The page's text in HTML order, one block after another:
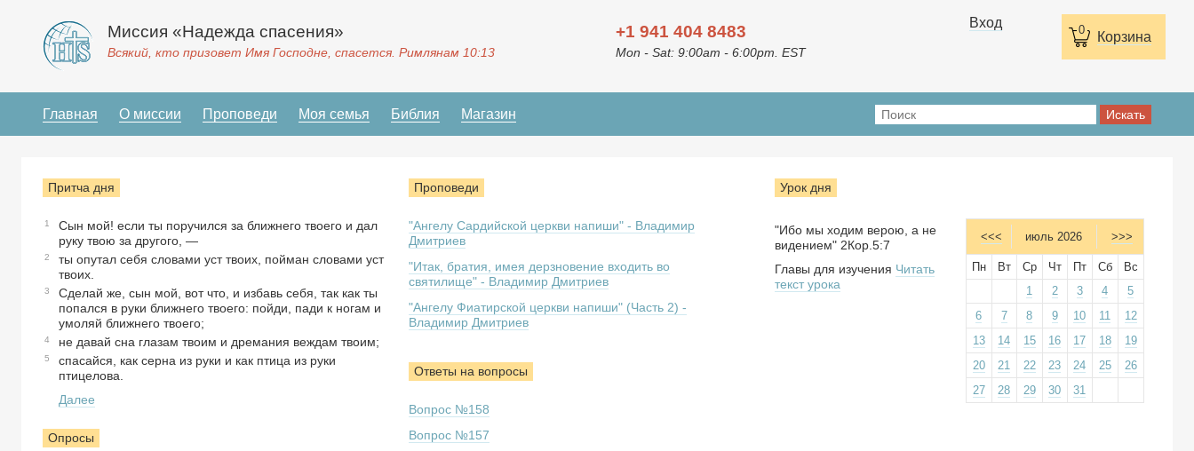
0 Корзина
Миссия «Надежда спасения»
Всякий, кто призовет Имя Господне, спасется. Римлянам 10:13
+1 941 404 8483
Mon - Sat: 9:00am - 6:00pm. EST
Вход
Главная О миссии Проповеди Моя семья Библия Магазин
Притча дня
1
Сын мой! если ты поручился за ближнего твоего и дал
руку твою за другого, —
2
ты опутал себя словами уст твоих, пойман словами уст
твоих.
3
Сделай же, сын мой, вот что, и избавь себя, так как ты
попался в руки ближнего твоего: пойди, пади к ногам и
умоляй ближнего твоего;
4 не давай сна глазам твоим и дремания веждам твоим;
5
спасайся, как серна из руки и как птица из руки
птицелова.
Далее
Опросы
Проповеди
"Ангелу Сардийской церкви напиши" - Владимир
Дмитриев
"Итак, братия, имея дерзновение входить во
святилище" - Владимир Дмитриев
"Ангелу Фиатирской церкви напиши" (Часть 2) -
Владимир Дмитриев
Ответы на вопросы
Вопрос №158
Вопрос №157
Урок дня
<<< июль 2026 >>>
Пн Вт Ср Чт Пт Сб
Вс
1
2 3 4
5
6
7 8 9 10 11
12
13
14 15 16 17 18
19
20
21 22 23 24 25
26
27
28 29 30 31
"Ибо мы ходим верою, а не
видением" 2Кор.5:7
Главы для изучения Читать
текст урока